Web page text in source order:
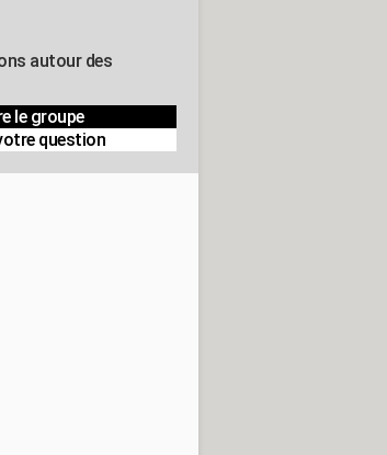
autour des
le groupe
question